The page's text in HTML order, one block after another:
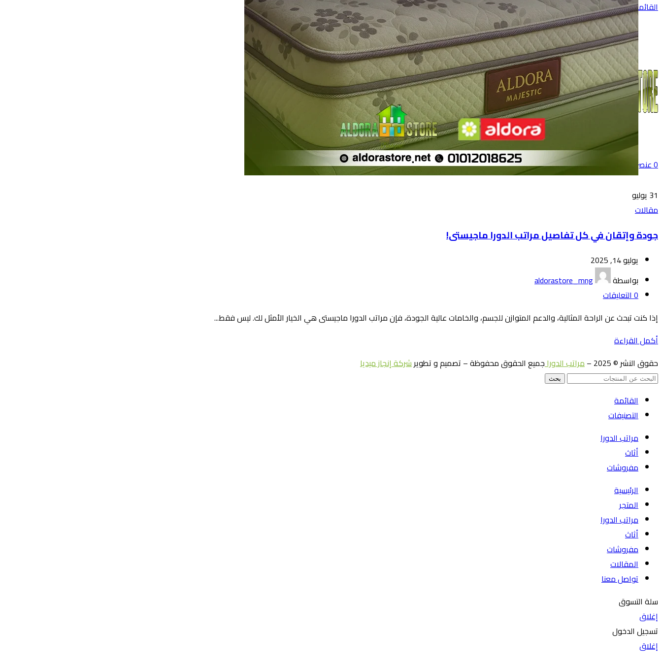
القائمة
0عنصر
31 يوليو
مقالات
جودة وإتقان في كل تفاصيل مراتب الدورا ماجيستى!
يوليو 14, 2025
بواسطة
aldorastore_mng
0التعليقات
إذا كنت تبحث عن الراحة المثالية، والدعم المتوازن للجسم، والخامات عالية الجودة، فإن مراتب الدورا ماجيستى هي الخيار الأمثل لك. ليس فقط...
أكمل القراءة
حقوق النشر © 2025 –
مراتب الدوراجميع الحقوق محفوظة – تصميم و تطويرشركة إنجاز ميديا
بحث
القائمة
التصنيفات
مراتب الدورا
أثاث
مفروشات
الرئيسية
المتجر
مراتب الدورا
أثاث
مفروشات
المقالات
تواصل معنا
سلة التسوق
إغلاق
تسجيل الدخول
إغلاق